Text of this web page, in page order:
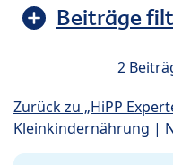
Beiträge
2
Zurück zu „HiPP
Kleinkindernährung |